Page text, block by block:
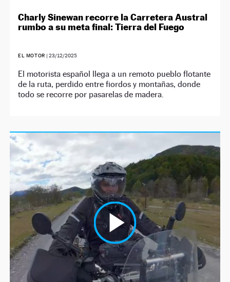
Charly Sinewan recorre la Carretera Austral
rumbo a su meta final: Tierra del Fuego
EL MOTOR | 23/12/2025
El motorista español llega a un remoto pueblo flotante
de la ruta, perdido entre fiordos y montañas, donde
todo se recorre por pasarelas de madera.